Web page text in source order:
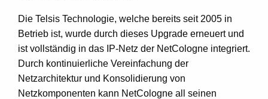
Die Telsis Technologie, welche bereits seit 2005 in
Betrieb ist, wurde durch dieses Upgrade erneuert und
ist vollständig in das IP-Netz der NetCologne integriert.
Durch kontinuierliche Vereinfachung der
Netzarchitektur und Konsolidierung von
Netzkomponenten kann NetCologne all seinen